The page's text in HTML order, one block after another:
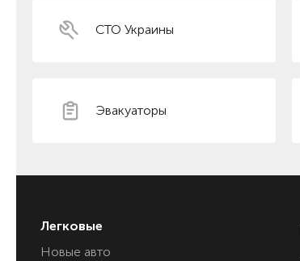
СТО Украины
Эвакуаторы
Легковые
Новые авто